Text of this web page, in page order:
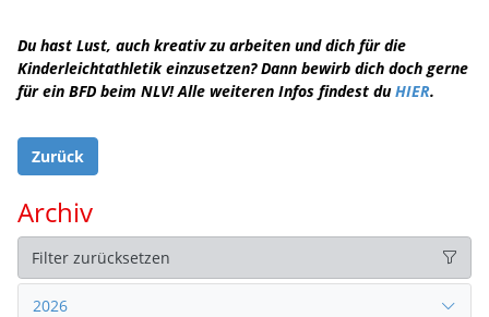
Du hast Lust, auch kreativ zu arbeiten und dich für die
Kinderleichtathletik einzusetzen? Dann bewirb dich doch gerne
für ein BFD beim NLV! Alle weiteren Infos findest duHIER.
Zurück
Archiv
Filter zurücksetzen
2026